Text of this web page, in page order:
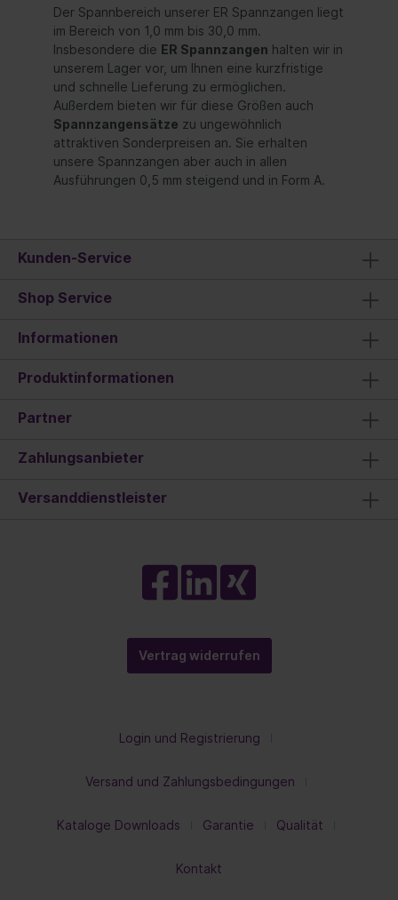
Der Spannbereich unserer ER Spannzangen liegt
im Bereich von 1,0 mm bis 30,0 mm.
Insbesondere die ER Spannzangen halten wir in
unserem Lager vor, um Ihnen eine kurzfristige
und schnelle Lieferung zu ermöglichen.
Außerdem bieten wir für diese Größen auch
Spannzangensätze zu ungewöhnlich
attraktiven Sonderpreisen an. Sie erhalten
unsere Spannzangen aber auch in allen
Ausführungen 0,5 mm steigend und in Form A.
Kunden-Service
Shop Service
Informationen
Produktinformationen
Partner
Zahlungsanbieter
Versanddienstleister
Vertrag widerrufen
Login und Registrierung
Versand und Zahlungsbedingungen
Kataloge Downloads Garantie Qualität
Kontakt